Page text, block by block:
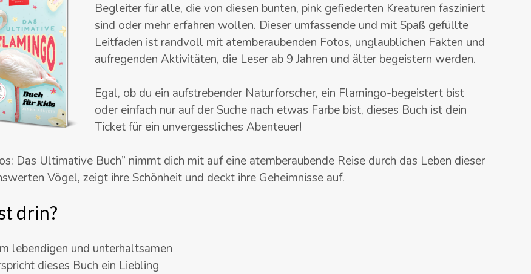
Begleiter für alle, die von diesen bunten, pink gefiederten Kreaturen fasziniert
sind oder mehr erfahren wollen. Dieser umfassende und mit Spaß gefüllte
Leitfaden ist randvoll mit atemberaubenden Fotos, unglaublichen Fakten und
aufregenden Aktivitäten, die Leser ab 9 Jahren und älter begeistern werden.
Egal, ob du ein aufstrebender Naturforscher, ein Flamingo-begeistert bist
oder einfach nur auf der Suche nach etwas Farbe bist, dieses Buch ist dein
Ticket für ein unvergessliches Abenteuer!
Das Ultimative Buch” nimmt dich mit auf eine atemberaubende Reise durch das Leben dieser
Vögel, zeigt ihre Schönheit und deckt ihre Geheimnisse auf.
drin?
lebendigen und unterhaltsamen
dieses Buch ein Liebling